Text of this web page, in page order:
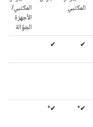
المكتبي
المكتبي/
الأجهزة
الجوّالة
✔
✔
✔*
✔*